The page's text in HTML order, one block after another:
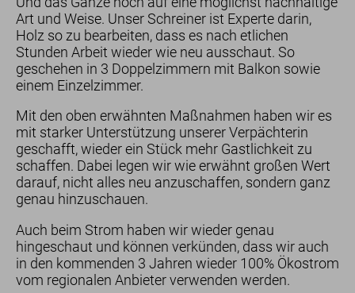
Bewertungen
Nachhaltigkeit
Geschenk-Gutscheine
Art und Weise. Unser Schreiner ist Experte darin,
Holz so zu bearbeiten, dass es nach etlichen
Stunden Arbeit wieder wie neu ausschaut. So
geschehen in 3 Doppelzimmern mit Balkon sowie
einem Einzelzimmer.
Mit den oben erwähnten Maßnahmen haben wir es
mit starker Unterstützung unserer Verpächterin
geschafft, wieder ein Stück mehr Gastlichkeit zu
schaffen. Dabei legen wir wie erwähnt großen Wert
darauf, nicht alles neu anzuschaffen, sondern ganz
genau hinzuschauen.
Auch beim Strom haben wir wieder genau
hingeschaut und können verkünden, dass wir auch
in den kommenden 3 Jahren wieder 100% Ökostrom
vom regionalen Anbieter verwenden werden.